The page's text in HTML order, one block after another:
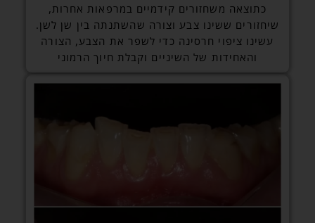
כתוצאה משחזורים קידמיים במרפאות אחרות,
שיחזורים ששינו צבע וצורה שהשתנתה בין שן לשן.
עשינו ציפוי חרסינה כדי לשפר את הצבע, הצורה
והאחידות של השיניים וקבלת חיוך הרמוני